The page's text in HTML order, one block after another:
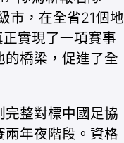
市，在全省21個地
實現了一項賽事
橋梁，促進了全
整對標中國足協
年夜階段。資格